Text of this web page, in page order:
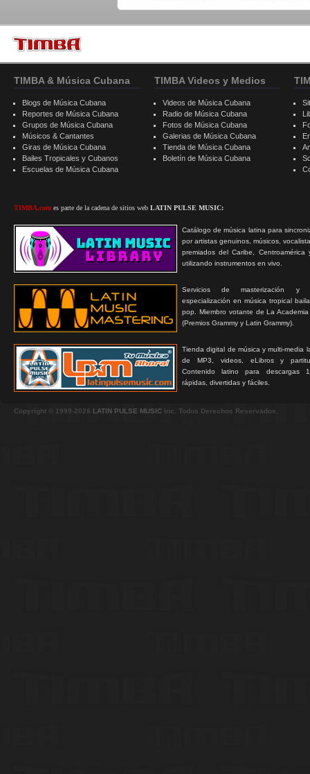
TIMBA & Música Cubana
Blogs de Música Cubana
Reportes de Música Cubana
Grupos de Música Cubana
Músicos & Cantantes
Giras de Música Cubana
Bailes Tropicales y Cubanos
Escuelas de Música Cubana
TIMBA.com es parte de la cadena de sitios web LATIN PULSE MUSIC:
Catálogo de música latina para
por artistas genuinos, músicos,
premiados del Caribe, Centroamérica
utilizando instrumentos en vivo.
Servicios de masterización y
especialización en música tropical
pop. Miembro votante de La
(Premios Grammy y Latin Grammy).
Tienda digital de música y multi-media
de MP3, videos, eLibros y
Contenido latino para descargas
rápidas, divertidas y fáciles.
TIMBA Videos y Medios
Videos de Música Cubana
Radio de Música Cubana
Fotos de Música Cubana
Galerias de Música Cubana
Tienda de Música Cubana
Boletín de Música Cubana
Copyright © 1999-2026 LATIN PULSE MUSIC Inc. Todos Derechos Reservados.